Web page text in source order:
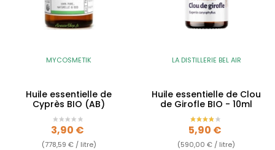
MYCOSMETIK
Huile essentielle de
Cyprès BIO (AB)
Prix
3,90 €
(778,59 € / litre)
LA DISTILLERIE BEL AIR
Huile essentielle de Clou
de Girofle BIO - 10ml
Prix
5,90 €
(590,00 € / litre)